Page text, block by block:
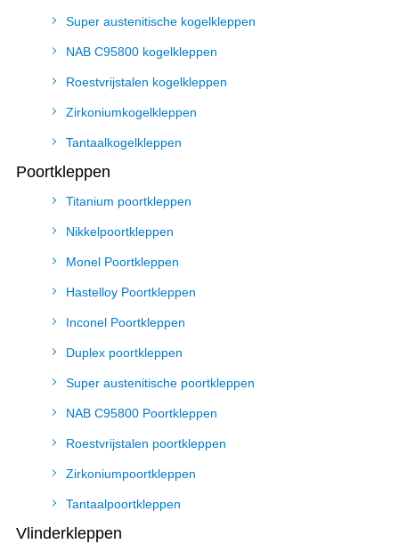
Super austenitische kogelkleppen
NAB C95800 kogelkleppen
Roestvrijstalen kogelkleppen
Zirkoniumkogelkleppen
Tantaalkogelkleppen
Poortkleppen
Titanium poortkleppen
Nikkelpoortkleppen
Monel Poortkleppen
Hastelloy Poortkleppen
Inconel Poortkleppen
Duplex poortkleppen
Super austenitische poortkleppen
NAB C95800 Poortkleppen
Roestvrijstalen poortkleppen
Zirkoniumpoortkleppen
Tantaalpoortkleppen
Vlinderkleppen